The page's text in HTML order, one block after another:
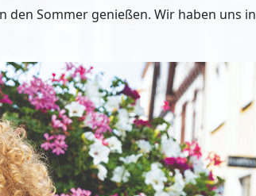
den Sommer genießen. Wir haben uns